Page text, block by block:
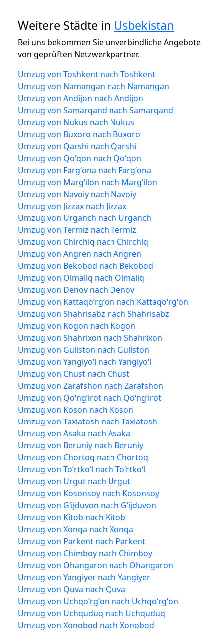
Weitere Städte in Usbekistan
Bei uns bekommen Sie unverbindliche Angebote
von geprüften Netzwerkpartner.
Umzug von Toshkent nach Toshkent
Umzug von Namangan nach Namangan
Umzug von Andijon nach Andijon
Umzug von Samarqand nach Samarqand
Umzug von Nukus nach Nukus
Umzug von Buxoro nach Buxoro
Umzug von Qarshi nach Qarshi
Umzug von Qoʻqon nach Qoʻqon
Umzug von Fargʻona nach Fargʻona
Umzug von Margʻilon nach Margʻilon
Umzug von Navoiy nach Navoiy
Umzug von Jizzax nach Jizzax
Umzug von Urganch nach Urganch
Umzug von Termiz nach Termiz
Umzug von Chirchiq nach Chirchiq
Umzug von Angren nach Angren
Umzug von Bekobod nach Bekobod
Umzug von Olmaliq nach Olmaliq
Umzug von Denov nach Denov
Umzug von Kattaqoʻrgʻon nach Kattaqoʻrgʻon
Umzug von Shahrisabz nach Shahrisabz
Umzug von Kogon nach Kogon
Umzug von Shahrixon nach Shahrixon
Umzug von Guliston nach Guliston
Umzug von Yangiyoʻl nach Yangiyoʻl
Umzug von Chust nach Chust
Umzug von Zarafshon nach Zarafshon
Umzug von Qoʻngʻirot nach Qoʻngʻirot
Umzug von Koson nach Koson
Umzug von Taxiatosh nach Taxiatosh
Umzug von Asaka nach Asaka
Umzug von Beruniy nach Beruniy
Umzug von Chortoq nach Chortoq
Umzug von Toʻrtkoʻl nach Toʻrtkoʻl
Umzug von Urgut nach Urgut
Umzug von Kosonsoy nach Kosonsoy
Umzug von Gʻijduvon nach Gʻijduvon
Umzug von Kitob nach Kitob
Umzug von Xonqa nach Xonqa
Umzug von Parkent nach Parkent
Umzug von Chimboy nach Chimboy
Umzug von Ohangaron nach Ohangaron
Umzug von Yangiyer nach Yangiyer
Umzug von Quva nach Quva
Umzug von Uchqoʻrgʻon nach Uchqoʻrgʻon
Umzug von Uchquduq nach Uchquduq
Umzug von Xonobod nach Xonobod